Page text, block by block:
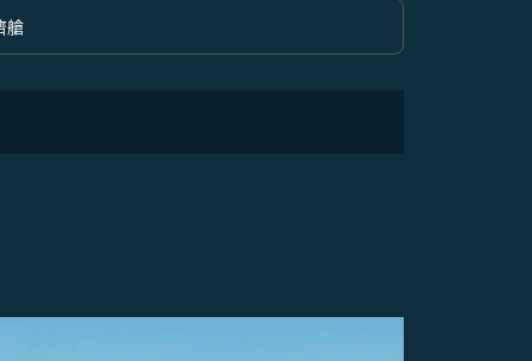
option 經濟艙 Selected
艙